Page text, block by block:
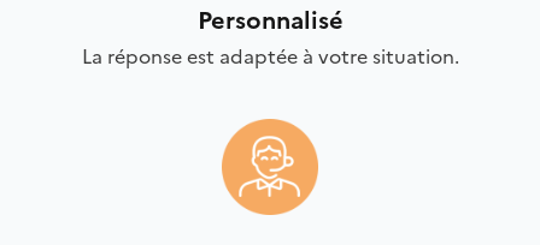
Personnalisé
La réponse est adaptée à votre situation.